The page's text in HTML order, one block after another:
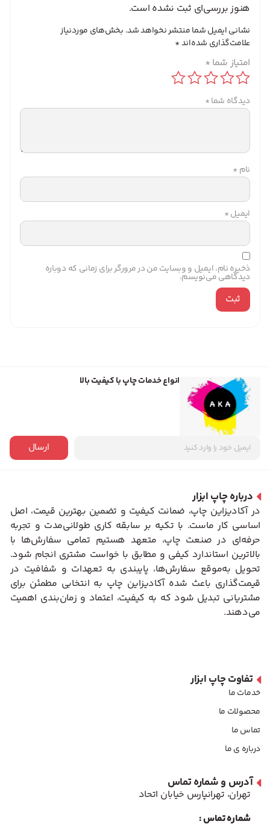
هنوز بررسی‌ای ثبت نشده است.
نشانی ایمیل شما منتشر نخواهد شد. بخش‌های موردنیاز
علامت‌گذاری شده‌اند*
امتیاز شما *
دیدگاه شما*
نام *
ایمیل*
ذخیره نام، ایمیل و وبسایت من در مرورگر برای زمانی که دوباره
دیدگاهی می‌نویسم.
انواع خدمات چاپ با کیفیت بالا
ارسال
درباره چاپ ابزار
در آکادیزاین چاپ، ضمانت کیفیت و تضمین بهترین قیمت، اصل
اساسی کار ماست. با تکیه بر سابقه کاری طولانی‌مدت و تجربه
حرفه‌ای در صنعت چاپ، متعهد هستیم تمامی سفارش‌ها با
بالاترین استاندارد کیفی و مطابق با خواست مشتری انجام شود.
تحویل به‌موقع سفارش‌ها، پایبندی به تعهدات و شفافیت در
قیمت‌گذاری باعث شده آکادیزاین چاپ به انتخابی مطمئن برای
مشتریانی تبدیل شود که به کیفیت، اعتماد و زمان‌بندی اهمیت
می‌دهند.
تفاوت چاپ ابزار
خدمات ما
محصولات ما
تماس ما
درباره ی ما
آدرس و شماره تماس
تهران، تهرانپارس خیابان اتحاد
شماره تماس :